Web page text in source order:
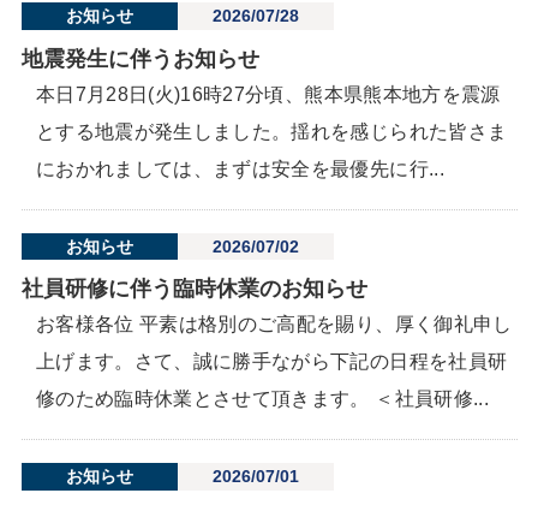
お知らせ 2026/07/28
地震発生に伴うお知らせ
本日7月28日(火)16時27分頃、熊本県熊本地方を震源
とする地震が発生しました。揺れを感じられた皆さま
におかれましては、まずは安全を最優先に行...
お知らせ 2026/07/02
社員研修に伴う臨時休業のお知らせ
お客様各位 平素は格別のご高配を賜り、厚く御礼申し
上げます。さて、誠に勝手ながら下記の日程を社員研
修のため臨時休業とさせて頂きます。 ＜社員研修...
お知らせ 2026/07/01